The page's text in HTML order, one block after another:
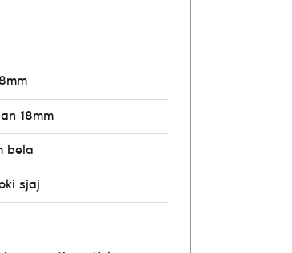
18mm
bela
sjaj